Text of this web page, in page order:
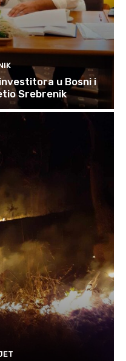
u Bosni i
Srebrenik